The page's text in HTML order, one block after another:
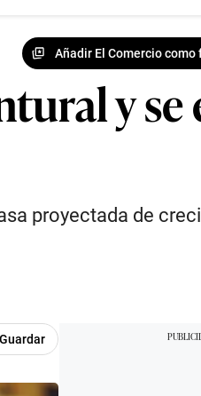
Añadir El Comercio
y se
proyectada de
Guardar